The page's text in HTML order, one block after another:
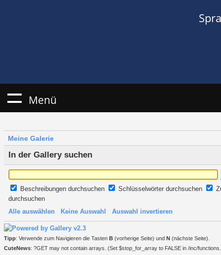
Menü
Meine Galerie
In der Gallery suchen
Beschreibungen durchsuchen Schlüsselwörter durchsuchen
durchsuchen
Alle auswählen
Keine Auswahl Auswahl invertieren
Tipp: Verwende zum Navigieren die Tasten B (vorherige Seite) und N (nächste Seite).
CuteNews: ?GET may not contain arrays. (Set $stop_for_array to FALSE in /inc/